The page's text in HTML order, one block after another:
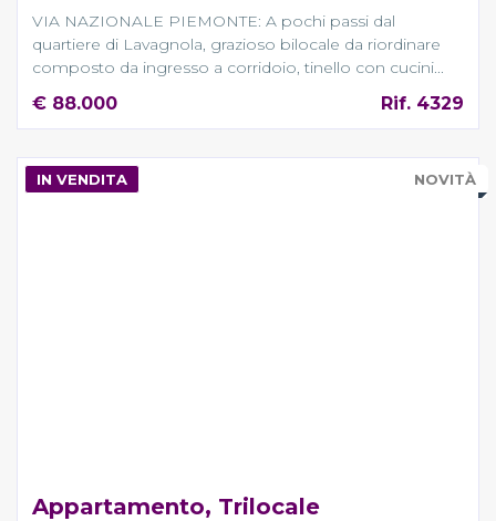
VIA NAZIONALE PIEMONTE: A pochi passi dal
quartiere di Lavagnola, grazioso bilocale da riordinare
composto da ingresso a corridoio, tinello con cucini...
€ 88.000 Rif. 4329
NOVITÀ
IN VENDITA
Appartamento, Trilocale